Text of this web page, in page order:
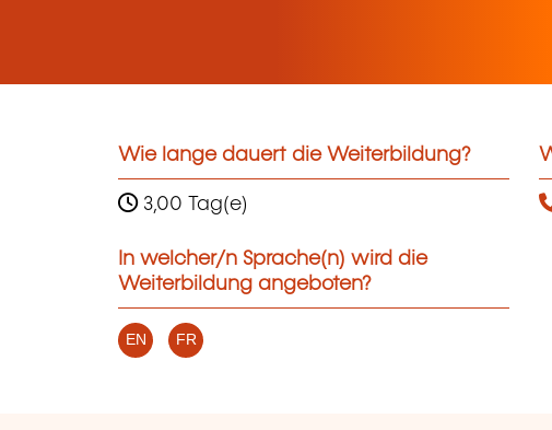
Wie lange dauert die Weiterbildung?
3,00 Tag(e)
In welcher/n Sprache(n) wird die
Weiterbildung angeboten?
EN FR